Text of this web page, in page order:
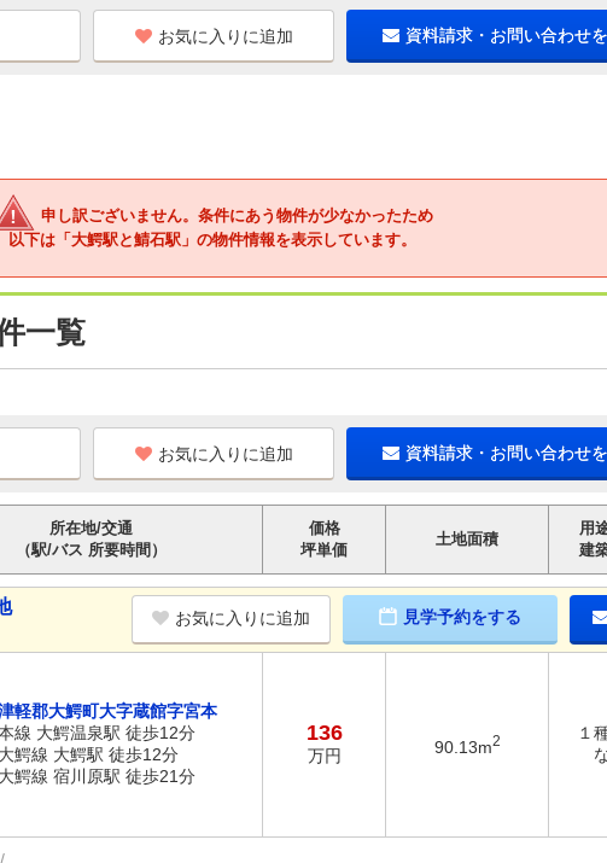
お気に入りに追加 資料請求・お問い合わせ
申し訳ございません。条件にあう物件が少なかったため
以下は「大鰐駅と鯖石駅」の物件情報を表示しています。
一覧
お気に入りに追加 資料請求・お問い合わせ
所在地/交通
（駅/バス 所要時間）
価格
坪単価
土地面積
用
建
お気に入りに追加 見学予約をする
軽郡大鰐町大字蔵館字宮本
線 大鰐温泉駅 徒歩12分
鰐線 大鰐駅 徒歩12分
鰐線 宿川原駅 徒歩21分
136
万円 90.13m2
１